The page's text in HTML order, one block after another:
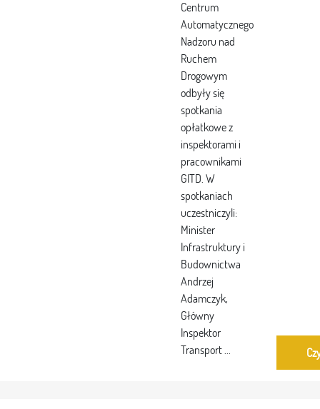
Centrum
Automatycznego
Nadzoru nad
Ruchem
Drogowym
odbyły się
spotkania
opłatkowe z
inspektorami i
pracownikami
GITD. W
spotkaniach
uczestniczyli:
Minister
Infrastruktury i
Budownictwa
Andrzej
Adamczyk,
Główny
Inspektor
Transport ...